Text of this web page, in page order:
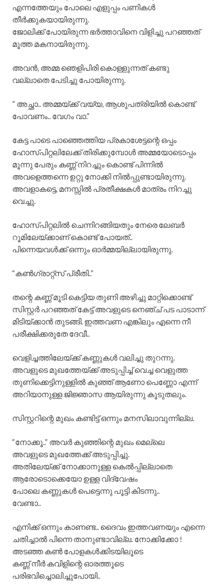
എന്നത്തേയും പോലെ എളുപ്പം പണികൾ
തീർക്കുകയായിരുന്നു.
ജോലിക്ക് പോയിരുന്ന ഭർത്താവിനെ വിളിച്ചു പറഞ്ഞത്
മൂത്ത മകനായിരുന്നു.
അവൻ, അമ്മ ഞെളിപിരി കൊള്ളുന്നത് കണ്ടു
വല്ലാതെ പേടിച്ചു പോയിരുന്നു.
” അച്ഛാ.. അമ്മയ്ക്ക് വയ്യ, ആശുപത്രിയിൽ കൊണ്ട്
പോവണം.. വേഗം വാ.”
കേട്ട പാടെ പാഞ്ഞെത്തിയ പ്രകാശേട്ടന്റെ ഒപ്പം
ഹോസ്പിറ്റലിലേക്ക് തിരിക്കുമ്പോൾ അമ്മയോടൊപ്പം
മൂന്നു പേരും കണ്ണ് നിറച്ചും കൊണ്ട് പിന്നിൽ
അവളെത്തന്നെ ഉറ്റു നോക്കി നിൽപ്പുണ്ടായിരുന്നു.
അവളാകട്ടെ, മനസ്സിൽ പ്രതീക്ഷകൾ മാത്രം നിറച്ചു
വെച്ചു.
ഹോസ്പിറ്റലിൽ ചെന്നിറങ്ങിയതും നേരെ ലേബർ
റൂമിലേയ്ക്കാണ് കൊണ്ട് പോയത്..
പിന്നെയവൾക്ക് ഒന്നും ഓർമ്മയില്ലായിരുന്നു.
“കൺഗ്രാറ്റ്സ് പ്രീതി..”
തന്റെ കണ്ണ് മൂടി കെട്ടിയ തുണി അഴിച്ചു മാറ്റിക്കൊണ്ട്
സിസ്റ്റർ പറഞ്ഞത് കേട്ട് അവളുടെ നെഞ്ച് പട പാടാന്ന്
മിടിയ്ക്കാൻ തുടങ്ങി. ഇത്തവണ എങ്കിലും എന്നെ നീ
പരീക്ഷിക്കരുതേ ദേവീ..
വെളിച്ചത്തിലേയ്ക്ക് കണ്ണുകൾ വലിച്ചു തുറന്നു.
അവളുടെ മുഖത്തേയ്ക്ക് അടുപ്പിച്ച് വെച്ച വെളുത്ത
തുണിക്കെട്ടിനുള്ളിൽ കുഞ്ഞ് ആണോ പെണ്ണോ എന്ന്
അറിയാനുള്ള ജിജ്ഞാസ ആയിരുന്നു കൂടുതലും.
സിസ്റ്ററിന്റെ മുഖം കണ്ടിട്ട് ഒന്നും മനസിലാവുന്നില്ല.
“നോക്കൂ..” അവർ കുഞ്ഞിന്റെ മുഖം മെല്ലെ
അവളുടെ മുഖത്തേക്ക് അടുപ്പിച്ചു.
അതിലേയ്ക്ക് നോക്കാനുള്ള കെൽപ്പില്ലാതെ
ആരോടൊക്കെയോ ഉള്ള വിദ്വേഷം
പോലെ കണ്ണുകൾ പെട്ടെന്നു പൂട്ടി കിടന്നു..
വേണ്ടാ..
എനിക്ക് ഒന്നും കാണണ്ട.. ദൈവം ഇത്തവണയും എന്നെ
ചതിച്ചാൽ പിന്നെ താനുണ്ടാവില്ല. നോക്കിക്കോ !
അടഞ്ഞ കൺ പോളകൾക്കിടയിലൂടെ
കണ്ണ് നീർ കവിളിന്റെ ഓരത്തൂടെ
പരിഭവിച്ചൊലിച്ചുപോയി..